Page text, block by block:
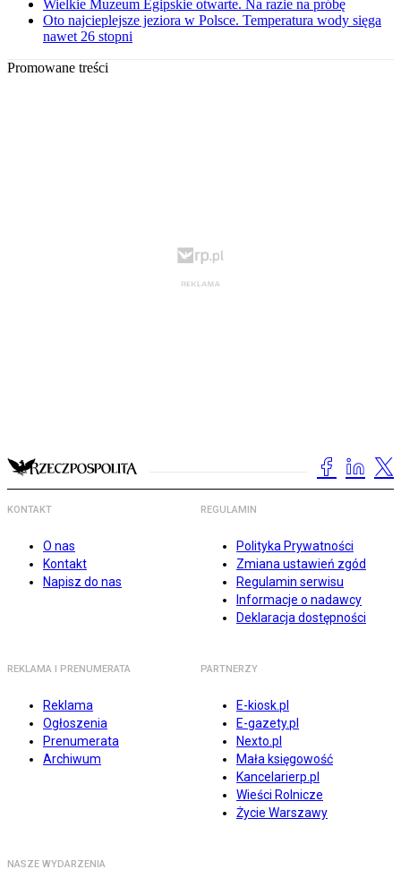
Wielkie Muzeum Egipskie otwarte. Na razie na próbę
Oto najcieplejsze jeziora w Polsce. Temperatura wody sięga
nawet 26 stopni
Promowane treści
KONTAKT
O nas
Kontakt
Napisz do nas
REGULAMIN
Polityka Prywatności
Zmiana ustawień zgód
Regulamin serwisu
Informacje o nadawcy
Deklaracja dostępności
REKLAMA I PRENUMERATA
Reklama
Ogłoszenia
Prenumerata
Archiwum
PARTNERZY
E-kiosk.pl
E-gazety.pl
Nexto.pl
Mała księgowość
Kancelarierp.pl
Wieści Rolnicze
Życie Warszawy
NASZE WYDARZENIA